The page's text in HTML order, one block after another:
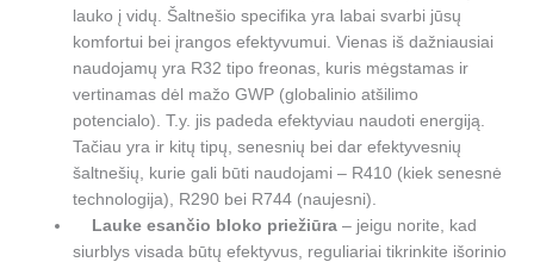
lauko į vidų. Šaltnešio specifika yra labai svarbi jūsų
komfortui bei įrangos efektyvumui. Vienas iš dažniausiai
naudojamų yra R32 tipo freonas, kuris mėgstamas ir
vertinamas dėl mažo GWP (globalinio atšilimo
potencialo). T.y. jis padeda efektyviau naudoti energiją.
Tačiau yra ir kitų tipų, senesnių bei dar efektyvesnių
šaltnešių, kurie gali būti naudojami – R410 (kiek senesnė
technologija), R290 bei R744 (naujesni).
Lauke esančio bloko priežiūra – jeigu norite, kad
siurblys visada būtų efektyvus, reguliariai tikrinkite išorinio